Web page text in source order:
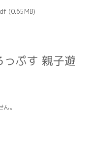
(0.65MB)
っぷす 親子遊
。